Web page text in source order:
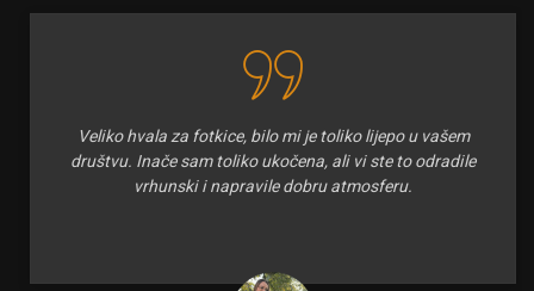
Veliko hvala za fotkice, bilo mi je toliko lijepo u vašem
društvu. Inače sam toliko ukočena, ali vi ste to odradile
vrhunski i napravile dobru atmosferu.